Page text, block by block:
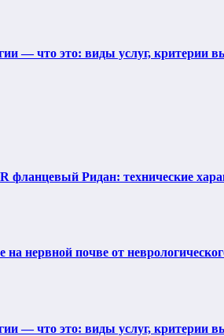
— что это: виды услуг, критерии
фланцевый Ридан: технические
нервной почве от
— что это: виды услуг, критерии